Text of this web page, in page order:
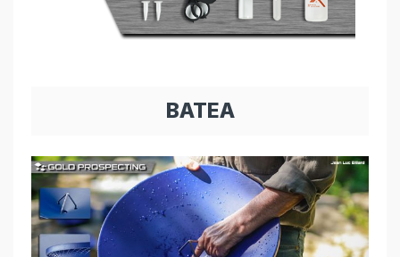
BATEA